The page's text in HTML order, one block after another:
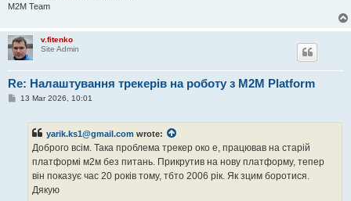
M2M Team
v.fitenko
Site Admin
Re: Налаштування трекерів на роботу з M2M Platform
P13 Mar 2026, 10:01
yarik.ks1@gmail.com wrote:
Доброго всім. Така проблема трекер око е, працював на старій
платформі м2м без питань. Прикрутив на нову платформу, тепер
він показує час 20 років тому, тбто 2006 рік. Як зцим боротися.
Дякую